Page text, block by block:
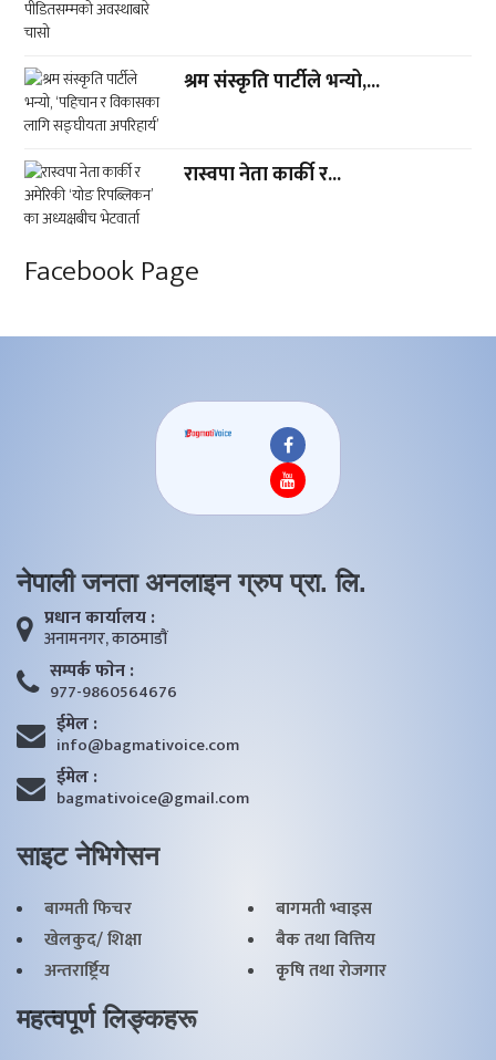
श्रम संस्कृति पार्टीले भन्यो,...
रास्वपा नेता कार्की र...
Facebook Page
नेपाली जनता अनलाइन ग्रुप प्रा. लि.
प्रधान कार्यालय :
अनामनगर, काठमाडाैं
सम्पर्क फाेन :
977-9860564676
ईमेल :
info@bagmativoice.com
ईमेल :
bagmativoice@gmail.com
साइट नेभिगेसन
बाग्मती फिचर
बागमती भ्वाइस
खेलकुद/ शिक्षा
बैक तथा वित्तिय
अन्तरार्ष्ट्रिय
कृृषि तथा राेजगार
महत्वपूर्ण लिङ्कहरू